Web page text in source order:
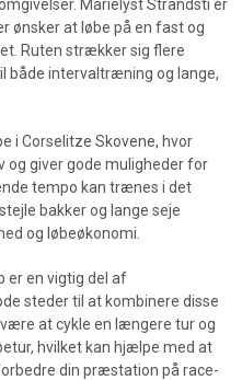
Marielyst Strandsti er
ønsker at løbe på en fast og
Ruten strækker sig flere
både intervaltræning og lange,
i Corselitze Skovene, hvor
giver gode muligheder for
tempo kan trænes i det
bakker og lange seje
og løbeøkonomi.
er en vigtig del af
steder til at kombinere disse
at cykle en længere tur og
hvilket kan hjælpe med at
din præstation på race-